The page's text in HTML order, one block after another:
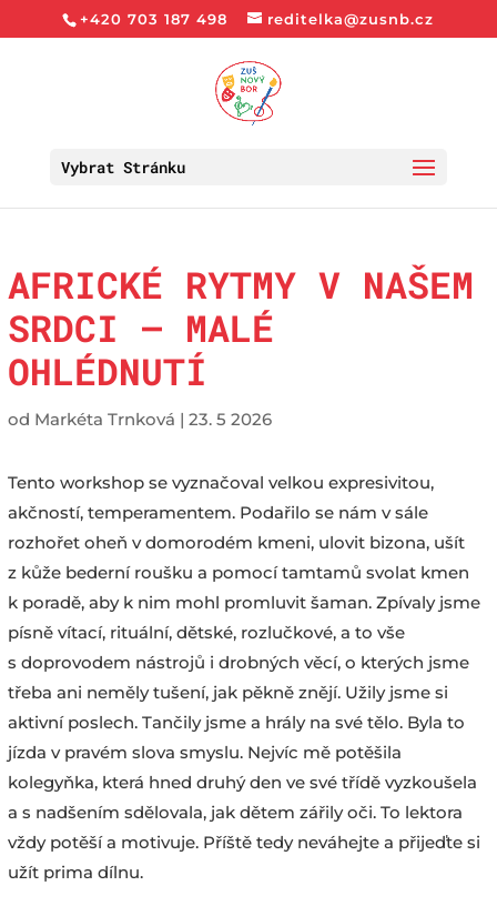
+420 703 187 498 reditelka@zusnb.cz
Vybrat Stránku
AFRICKÉ RYTMY V NAŠEM
SRDCI – MALÉ
OHLÉDNUTÍ
od Markéta Trnková | 23. 5 2026
Tento workshop se vyznačoval velkou expresivitou,
akčností, temperamentem. Podařilo se nám v sále
rozhořet oheň v domorodém kmeni, ulovit bizona, ušít
z kůže bederní roušku a pomocí tamtamů svolat kmen
k poradě, aby k nim mohl promluvit šaman. Zpívaly jsme
písně vítací, rituální, dětské, rozlučkové, a to vše
s doprovodem nástrojů i drobných věcí, o kterých jsme
třeba ani neměly tušení, jak pěkně znějí. Užily jsme si
aktivní poslech. Tančily jsme a hrály na své tělo. Byla to
jízda v pravém slova smyslu. Nejvíc mě potěšila
kolegyňka, která hned druhý den ve své třídě vyzkoušela
a s nadšením sdělovala, jak dětem zářily oči. To lektora
vždy potěší a motivuje. Příště tedy neváhejte a přijeďte si
užít prima dílnu.